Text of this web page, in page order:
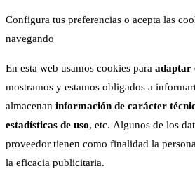
Configura tus preferencias o acepta las
navegando
En esta web usamos cookies para adaptar
mostramos y estamos obligados a
almacenan información de carácter
estadísticas de uso, etc. Algunos de los
proveedor tienen como finalidad la
la eficacia publicitaria.